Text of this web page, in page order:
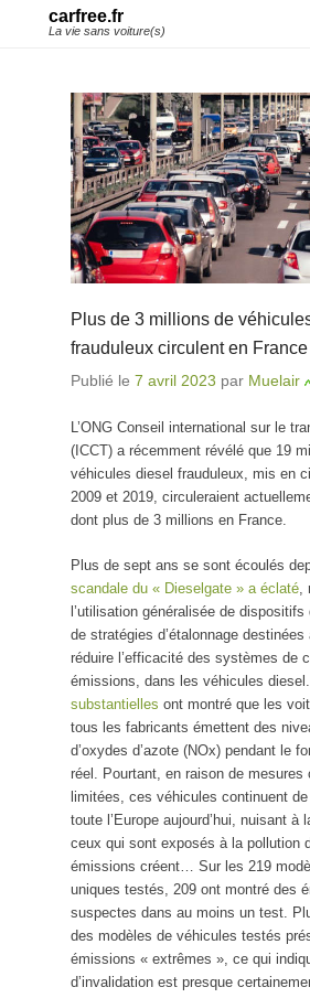
carfree.fr
La vie sans voiture(s)
Plus de 3 millions de
frauduleux circulent en France
Publié le 7 avril 2023 par Muelair
L’ONG Conseil international sur le
(ICCT) a récemment révélé que 19
véhicules diesel frauduleux, mis en
2009 et 2019, circuleraient
dont plus de 3 millions en France.
Plus de sept ans se sont écoulés
scandale du « Dieselgate » a éclaté
l’utilisation généralisée de dispositifs
de stratégies d’étalonnage
réduire l’efficacité des systèmes de
émissions, dans les véhicules diesel.
substantielles ont montré que les
tous les fabricants émettent des
d’oxydes d’azote (NOx) pendant le
réel. Pourtant, en raison de mesures
limitées, ces véhicules continuent
toute l’Europe aujourd’hui, nuisant à
ceux qui sont exposés à la pollution
émissions créent… Sur les 219
uniques testés, 209 ont montré des
suspectes dans au moins un test.
des modèles de véhicules testés
émissions « extrêmes », ce qui
d’invalidation est presque